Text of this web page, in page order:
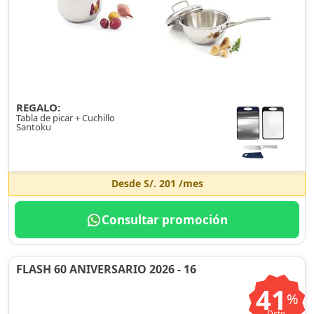
REGALO:
Tabla de picar + Cuchillo
Santoku
Desde S/. 201 /mes
Consultar promoción
FLASH 60 ANIVERSARIO 2026 - 16
41 %